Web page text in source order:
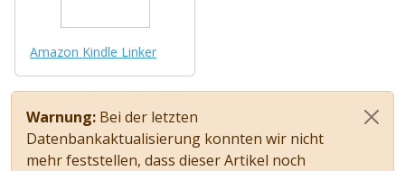
Amazon Kindle Linker
Warnung: Bei der letzten
Datenbankaktualisierung konnten wir nicht
mehr feststellen, dass dieser Artikel noch